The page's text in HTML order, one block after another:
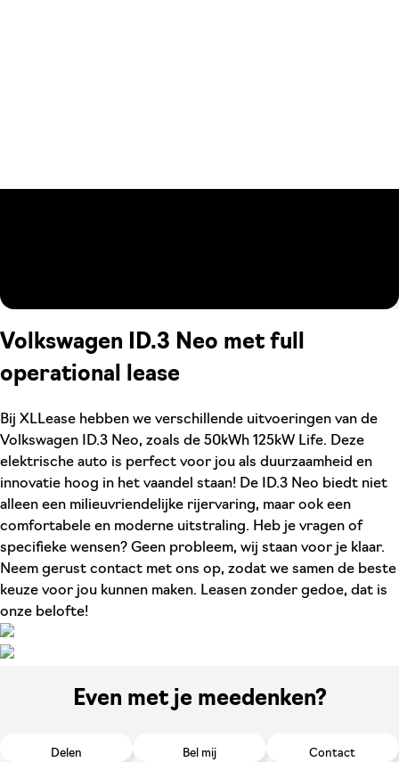
Volkswagen ID.3 Neo met full
operational lease
Bij XLLease hebben we verschillende uitvoeringen van de
Volkswagen ID.3 Neo, zoals de 50kWh 125kW Life. Deze
elektrische auto is perfect voor jou als duurzaamheid en
innovatie hoog in het vaandel staan! De ID.3 Neo biedt niet
alleen een milieuvriendelijke rijervaring, maar ook een
comfortabele en moderne uitstraling. Heb je vragen of
specifieke wensen? Geen probleem, wij staan voor je klaar.
Neem gerust contact met ons op, zodat we samen de beste
keuze voor jou kunnen maken. Leasen zonder gedoe, dat is
onze belofte!
Even met je meedenken?
Delen Bel mij Contact